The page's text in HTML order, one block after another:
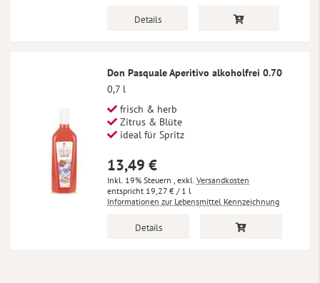
Details
Don Pasquale Aperitivo alkoholfrei 0.70
0,7 l
frisch & herb
Zitrus & Blüte
ideal für Spritz
13,49 €
Inkl. 19% Steuern , exkl. Versandkosten
19,27 € / 1 l
Informationen zur Lebensmittel Kennzeichnung
Details